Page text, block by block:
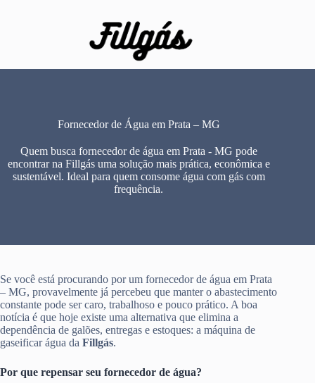
Fornecedor de Água em Prata – MG
Quem busca fornecedor de água em Prata - MG pode
encontrar na Fillgás uma solução mais prática, econômica e
sustentável. Ideal para quem consome água com gás com
frequência.
Se você está procurando por um fornecedor de água em Prata
– MG, provavelmente já percebeu que manter o abastecimento
constante pode ser caro, trabalhoso e pouco prático. A boa
notícia é que hoje existe uma alternativa que elimina a
dependência de galões, entregas e estoques: a máquina de
gaseificar água da Fillgás.
Por que repensar seu fornecedor de água?